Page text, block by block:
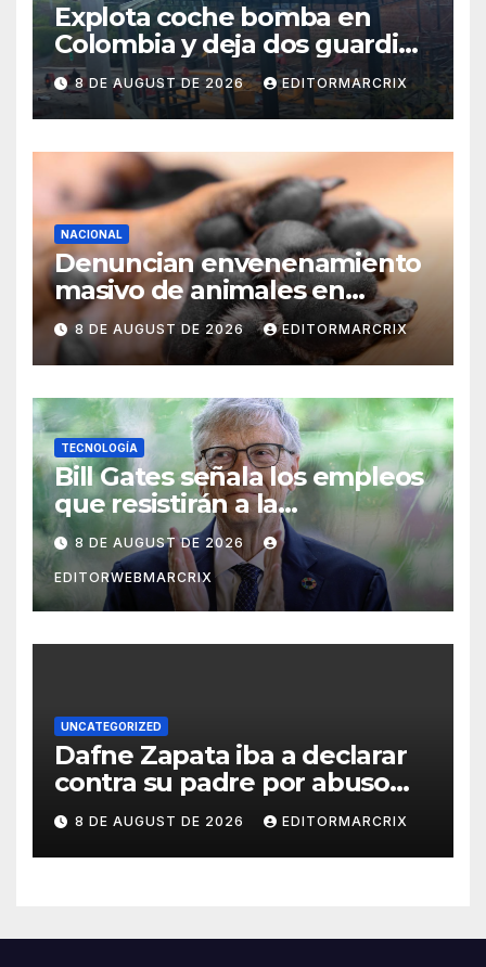
Explota coche bomba en
Colombia y deja dos guardias
heridos
8 DE AUGUST DE 2026 EDITORMARCRIX
NACIONAL
Denuncian envenenamiento
masivo de animales en
Querétaro
8 DE AUGUST DE 2026 EDITORMARCRIX
TECNOLOGÍA
Bill Gates señala los empleos
que resistirán a la
inteligencia artificial
8 DE AUGUST DE 2026
EDITORWEBMARCRIX
UNCATEGORIZED
Dafne Zapata iba a declarar
contra su padre por abuso
sexual
8 DE AUGUST DE 2026 EDITORMARCRIX